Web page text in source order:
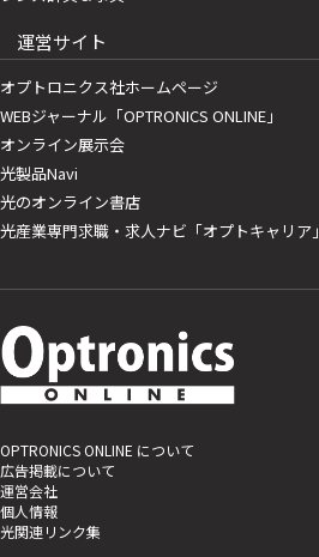
運営サイト
オプトロニクス社ホームページ
WEBジャーナル「OPTRONICS ONLINE」
オンライン展示会
光製品Navi
光のオンライン書店
光産業専門求職・求人ナビ「オプトキャリア」
OPTRONICS ONLINE について
広告掲載について
運営会社
個人情報
光関連リンク集